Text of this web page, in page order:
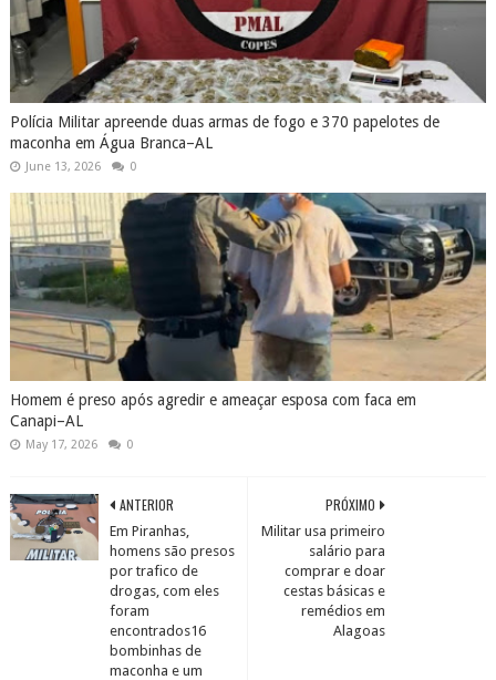
Polícia Militar apreende duas armas de fogo e 370 papelotes de
maconha em Água Branca–AL
June 13, 2026 0
Homem é preso após agredir e ameaçar esposa com faca em
Canapi–AL
May 17, 2026 0
PRÓXIMO
Militar usa primeiro
salário para
comprar e doar
cestas básicas e
remédios em
Alagoas
ANTERIOR
Em Piranhas,
homens são presos
por trafico de
drogas, com eles
foram
encontrados16
bombinhas de
maconha e um